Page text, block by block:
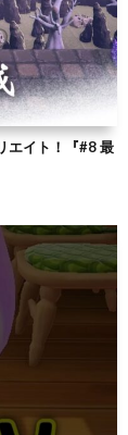
エイト！『#8 最